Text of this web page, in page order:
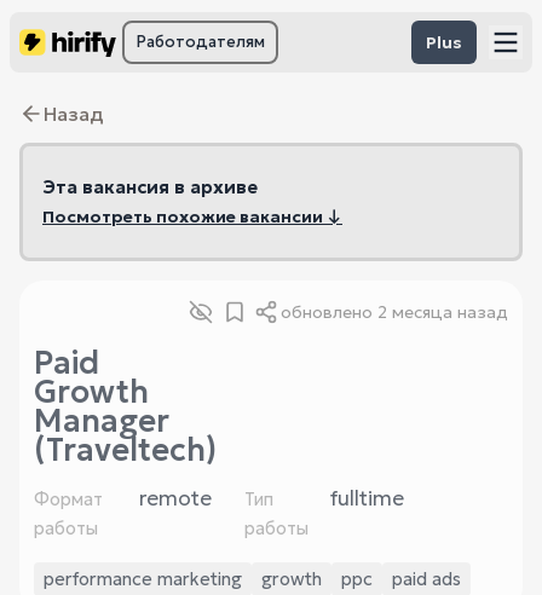
Работодателям Plus
Назад
Эта вакансия в архиве
Посмотреть похожие вакансии ↓
обновлено 2 месяца назад
Paid
Growth
Manager
(Traveltech)
Формат
работы
remote
Тип
работы
fulltime
performance marketing growth ppc paid ads